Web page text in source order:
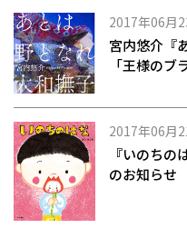
2017年06月
宮内悠介『
「王様のブ
2017年06月
『いのち
のお知らせ